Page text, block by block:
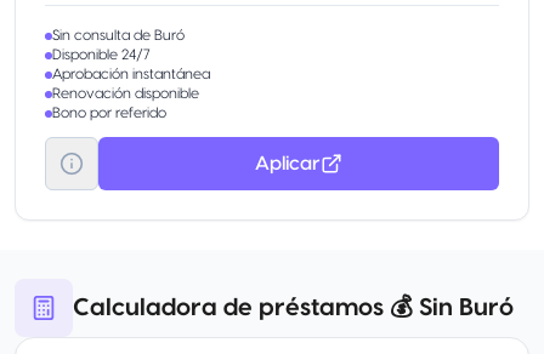
Sin consulta de Buró
Disponible 24/7
Aprobación instantánea
Renovación disponible
Bono por referido
Aplicar
Calculadora de préstamos 💰 Sin Buró